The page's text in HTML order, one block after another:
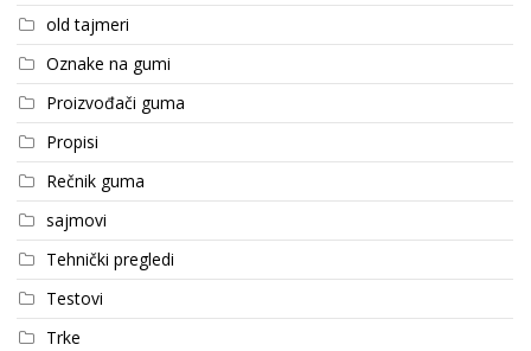
old tajmeri
Oznake na gumi
Proizvođači guma
Propisi
Rečnik guma
sajmovi
Tehnički pregledi
Testovi
Trke